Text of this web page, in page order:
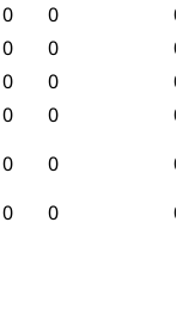
0 0
0
0 0
0
0 0
0
0 0
0
0 0
0
0 0 0